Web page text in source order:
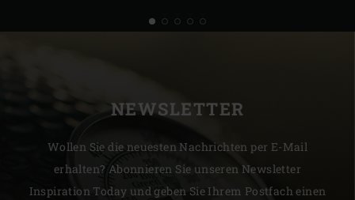
NEWSLETTER
Wollen Sie die neuesten Nachrichten per E-Mail
erhalten? Abonnieren Sie unseren Newsletter
Inspiration Today und geben Sie Ihrem Postfach einen